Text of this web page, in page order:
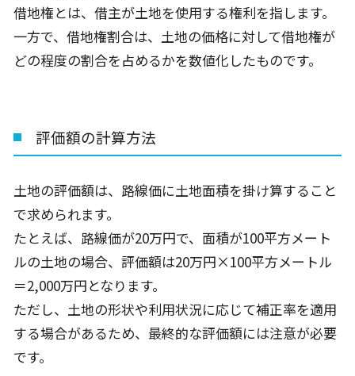
借地権とは、借主が土地を使用する権利を指します。
一方で、借地権割合は、土地の価格に対して借地権が
どの程度の割合を占めるかを数値化したものです。
評価額の計算方法
土地の評価額は、路線価に土地面積を掛け算すること
で求められます。
たとえば、路線価が20万円で、面積が100平方メート
ルの土地の場合、評価額は20万円×100平方メートル
＝2,000万円となります。
ただし、土地の形状や利用状況に応じて補正率を適用
する場合があるため、最終的な評価額には注意が必要
です。